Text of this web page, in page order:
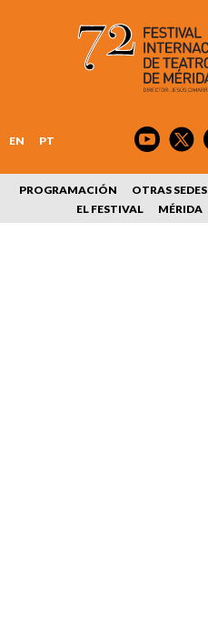
EN PT
PROGRAMACIÓN OTRAS SEDES
EL FESTIVAL
MÉRIDA